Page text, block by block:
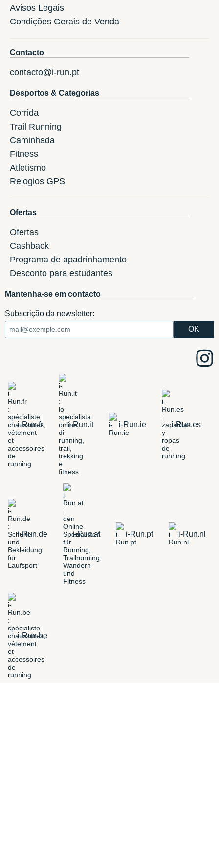
Avisos Legais
Condições Gerais de Venda
Contacto
contacto@i-run.pt
Desportos & Categorias
Corrida
Trail Running
Caminhada
Fitness
Atletismo
Relogios GPS
Ofertas
Ofertas
Cashback
Programa de apadrinhamento
Desconto para estudantes
Mantenha-se em contacto
Subscrição da newsletter:
i-Run.fr i-Run.it i-Run.ie i-Run.es
i-Run.de i-Run.at i-Run.pt i-Run.nl
i-Run.be